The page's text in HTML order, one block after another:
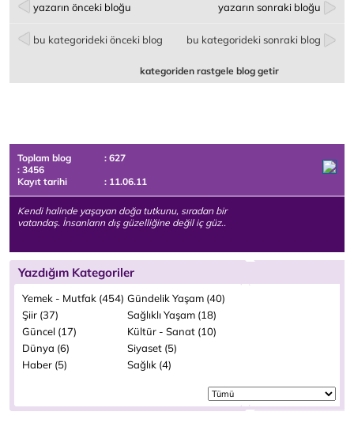
yazarın önceki bloğu yazarın sonraki bloğu
bu kategorideki önceki blog bu kategorideki sonraki blog
kategoriden rastgele blog getir
Toplam blog
: 627
: 3456
Kayıt tarihi
: 11.06.11
Kendi halinde yaşayan doğa tutkunu, sıradan bir
vatandaş. İnsanların dış güzelliğine değil iç güz..
Yazdığım Kategoriler
Yemek - Mutfak (454) Gündelik Yaşam (40)
Şiir (37)
Sağlıklı Yaşam (18)
Güncel (17)
Kültür - Sanat (10)
Dünya (6)
Siyaset (5)
Haber (5)
Sağlık (4)